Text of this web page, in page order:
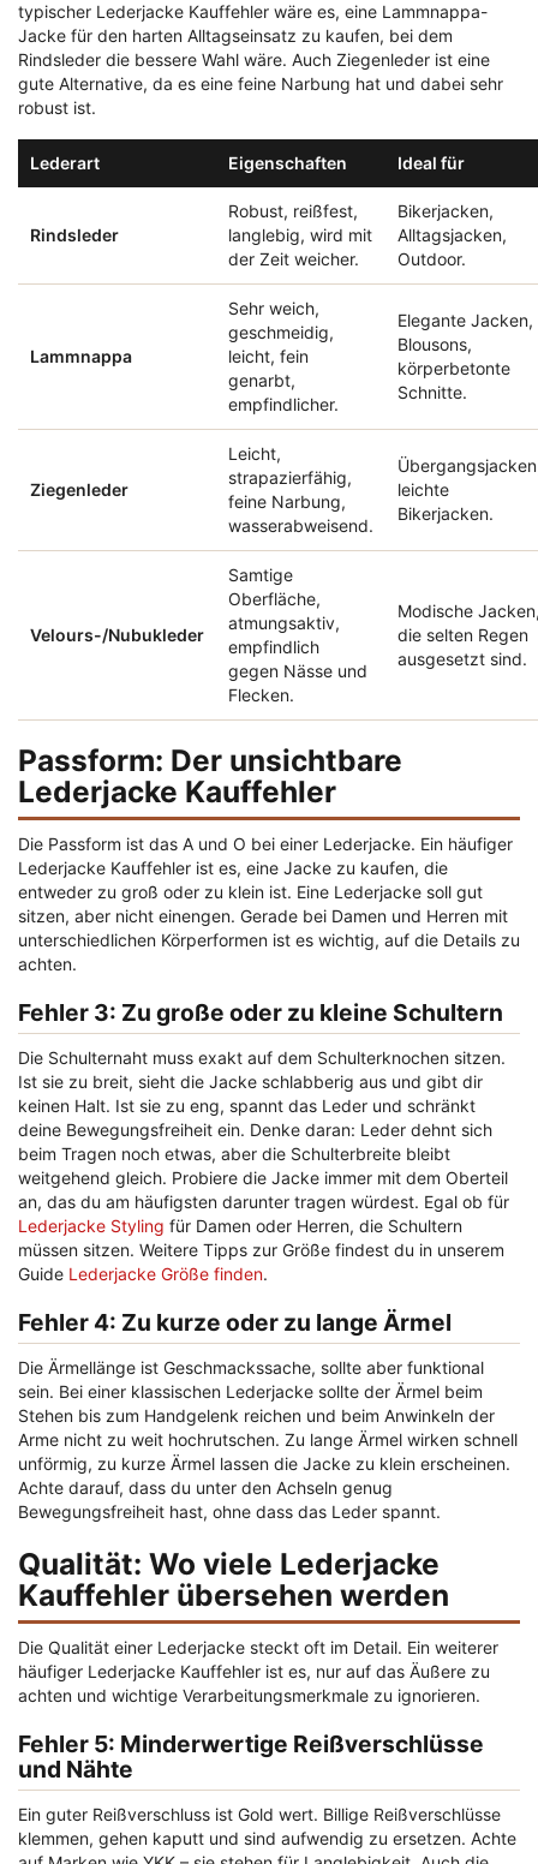
typischer Lederjacke Kauffehler wäre es, eine Lammnappa-
Jacke für den harten Alltagseinsatz zu kaufen, bei dem
Rindsleder die bessere Wahl wäre. Auch Ziegenleder ist eine
gute Alternative, da es eine feine Narbung hat und dabei sehr
robust ist.
Lederart Eigenschaften Ideal für
Rindsleder
Robust, reißfest,
langlebig, wird mit
der Zeit weicher.
Bikerjacken,
Alltagsjacken,
Outdoor.
Lammnappa
Sehr weich,
geschmeidig,
leicht, fein
genarbt,
empfindlicher.
Elegante Jacken,
Blousons,
körperbetonte
Schnitte.
Ziegenleder
Leicht,
strapazierfähig,
feine Narbung,
wasserabweisend.
leichte
Bikerjacken.
Velours-/Nubukleder
Samtige
Oberfläche,
atmungsaktiv,
empfindlich
gegen Nässe und
Flecken.
Modische
die selten Regen
ausgesetzt sind.
Passform: Der unsichtbare
Lederjacke Kauffehler
Die Passform ist das A und O bei einer Lederjacke. Ein häufiger
Lederjacke Kauffehler ist es, eine Jacke zu kaufen, die
entweder zu groß oder zu klein ist. Eine Lederjacke soll gut
sitzen, aber nicht einengen. Gerade bei Damen und Herren mit
unterschiedlichen Körperformen ist es wichtig, auf die Details zu
achten.
Fehler 3: Zu große oder zu kleine Schultern
Die Schulternaht muss exakt auf dem Schulterknochen sitzen.
Ist sie zu breit, sieht die Jacke schlabberig aus und gibt dir
keinen Halt. Ist sie zu eng, spannt das Leder und schränkt
deine Bewegungsfreiheit ein. Denke daran: Leder dehnt sich
beim Tragen noch etwas, aber die Schulterbreite bleibt
weitgehend gleich. Probiere die Jacke immer mit dem Oberteil
an, das du am häufigsten darunter tragen würdest. Egal ob für
Lederjacke Styling für Damen oder Herren, die Schultern
müssen sitzen. Weitere Tipps zur Größe findest du in unserem
Guide Lederjacke Größe finden.
Fehler 4: Zu kurze oder zu lange Ärmel
Die Ärmellänge ist Geschmackssache, sollte aber funktional
sein. Bei einer klassischen Lederjacke sollte der Ärmel beim
Stehen bis zum Handgelenk reichen und beim Anwinkeln der
Arme nicht zu weit hochrutschen. Zu lange Ärmel wirken schnell
unförmig, zu kurze Ärmel lassen die Jacke zu klein erscheinen.
Achte darauf, dass du unter den Achseln genug
Bewegungsfreiheit hast, ohne dass das Leder spannt.
Qualität: Wo viele Lederjacke
Kauffehler übersehen werden
Die Qualität einer Lederjacke steckt oft im Detail. Ein weiterer
häufiger Lederjacke Kauffehler ist es, nur auf das Äußere zu
achten und wichtige Verarbeitungsmerkmale zu ignorieren.
Fehler 5: Minderwertige Reißverschlüsse
und Nähte
Ein guter Reißverschluss ist Gold wert. Billige Reißverschlüsse
klemmen, gehen kaputt und sind aufwendig zu ersetzen. Achte